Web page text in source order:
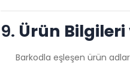
9. Ürün Bilgileri
Barkodla eşleşen ürün